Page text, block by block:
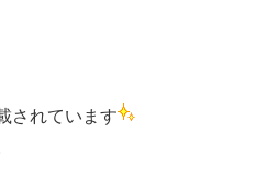
されています